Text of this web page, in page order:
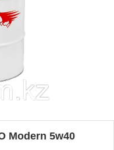
Modern 5w40